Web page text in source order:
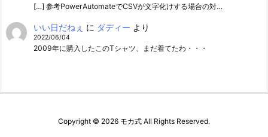
[…] 参考PowerAutomateでCSVが文字化けする場合の対…
いい日だねぇ に ダディー より
2022/06/04
2009年に購入したこのTシャツ、まだ着てたわ・・・
Copyright © 2026 モカ式 All Rights Reserved.